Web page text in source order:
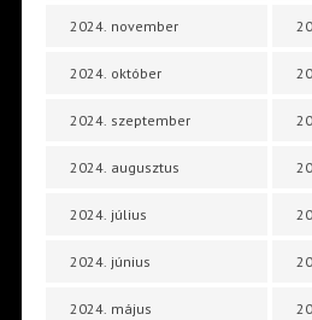
2024. november
2024. október
2024. szeptember
2024. augusztus
2024. július
2024. június
2024. május